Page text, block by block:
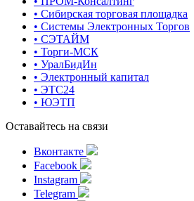
• Сибирская торговая площадка
• Системы Электронных Торгов
• СЭТАЙМ
• Торги-МСК
• УралБидИн
• Электронный капитал
• ЭТС24
• ЮЭТП
Оставайтесь на связи
Вконтакте
Facebook
Instagram
Telegram